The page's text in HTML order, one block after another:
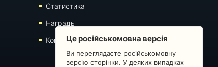
Статистика
Награды
Комментарии
Це російськомовна версія
Ви переглядаєте російськомовну
версію сторінки. У деяких випадках